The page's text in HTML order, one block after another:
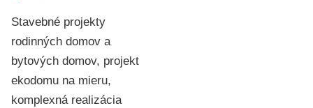
Stavebné projekty
rodinných domov a
bytových domov, projekt
ekodomu na mieru,
komplexná realizácia